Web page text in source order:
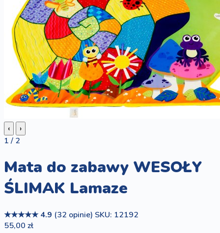
‹
›
1 / 2
Mata do zabawy WESOŁY
ŚLIMAK Lamaze
★★★★★ 4.9 (32 opinie) SKU: 12192
55,00 zł